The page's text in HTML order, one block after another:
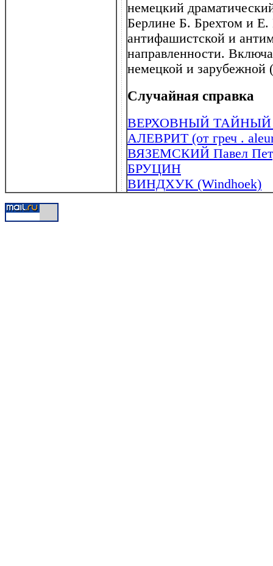
немецкий
Берлине Б. Брехтом и Е.
антифашистской и
направленности.
немецкой и зарубежной
Случайная справка
ВЕРХОВНЫЙ ТАЙНЫЙ
АЛЕВРИТ (от греч .
ВЯЗЕМСКИЙ Павел
БРУЦИН
ВИНДХУК (Windhoek)